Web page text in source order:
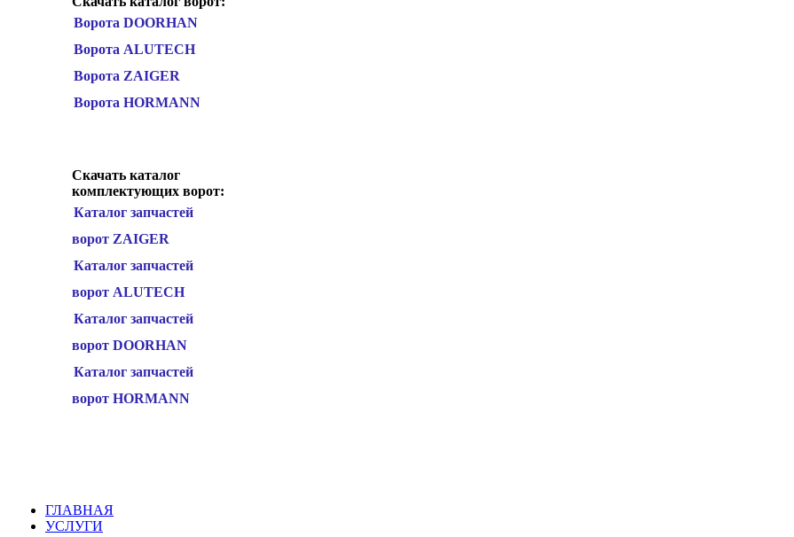
Ворота DOORHAN
Ворота ALUTECH
Ворота ZAIGER
Ворота HORMANN
Скачать каталог
комплектующих ворот:
Каталог запчастей
ворот ZAIGER
Каталог запчастей
ворот ALUTECH
Каталог запчастей
ворот DOORHAN
Каталог запчастей
ворот HORMANN
ГЛАВНАЯ
УСЛУГИ